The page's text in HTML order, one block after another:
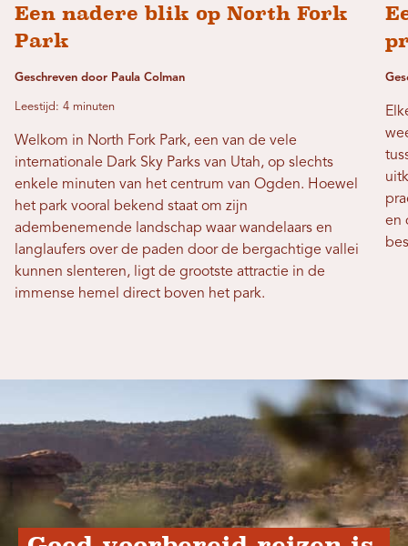
Een nadere blik op North Fork
Park
Geschreven door Paula Colman
Leestijd: 4 minuten
Welkom in North Fork Park, een van de vele
internationale Dark Sky Parks van Utah, op slechts
enkele minuten van het centrum van Ogden. Hoewel
het park vooral bekend staat om zijn
adembenemende landschap waar wandelaars en
langlaufers over de paden door de bergachtige vallei
kunnen slenteren, ligt de grootste attractie in de
immense hemel direct boven het park.
en